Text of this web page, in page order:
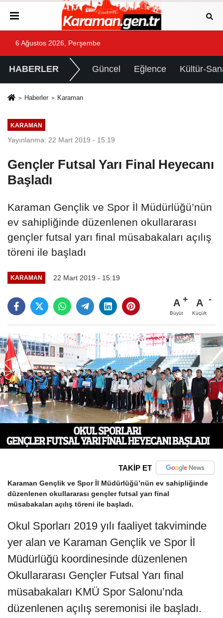
6 Ağustos 2026, Perşembe
HABERLER Güncel Eğlence Kültür-
Haberler Karaman
KARAMAN
Yayınlanma: 22 Mart 2019 - 15:19
Gençler Futsal Yarı Final Heyecanı
Başladı
Karaman Gençlik ve Spor İl Müdürlüğü’nün
ev sahipliğinde düzenlenen okullararası
gençler futsal yarı final müsabakaları açılış
töreni ile başladı
KARAMAN 22 Mart 2019 - 15:19
A
Büyüt
A
Küçült
TAKİP ET
Karaman Gençlik ve Spor İl Müdürlüğü’nün ev sahipliğinde
düzenlenen okullararası gençler futsal yarı final
müsabakaları açılış töreni ile başladı.
Okul Sporları 2019 yılı faaliyet takviminde
yer alan ve Karaman Gençlik ve Spor İl
Müdürlüğü koordinesinde düzenlenen
Okullararası Gençler Futsal Yarı final
müsabakaları KMÜ Spor Salonu’nda
düzenlenen açılış seremonisi ile başladı.